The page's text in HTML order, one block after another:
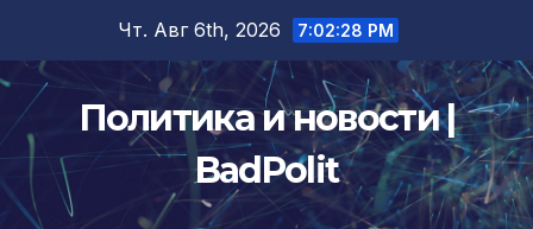
содержимому
Чт. Авг 6th, 2026 7:02:29 PM
Политика и новости |
BadPolit